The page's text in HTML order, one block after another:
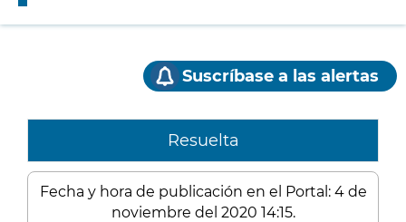
Suscríbase a las alertas
Resuelta
Fecha y hora de publicación en el Portal: 4 de
noviembre del 2020 14:15.